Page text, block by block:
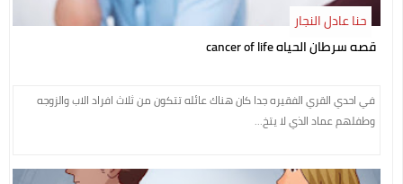
قصه سرطان الحياه cancer of life
حنا عادل النجار
في احدي القري الفقيره جدا كان هناك عائله تتكون من ثلاث افراد الاب والزوجه
وطفلهم عماد الذي لا يتخ...